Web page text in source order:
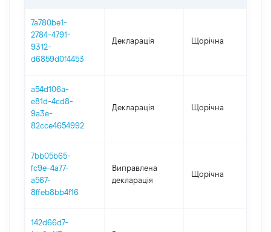
7a780be1-
2784-4791-
9312-
d6859d0f4453
Декларація Щорічна
a54d106a-
e81d-4cd8-
9a3e-
82cce4654992
Декларація Щорічна
7bb05b65-
fc9e-4a77-
a567-
8ffeb8bb4f16
Виправлена
декларація
Щорічна
142d66d7-